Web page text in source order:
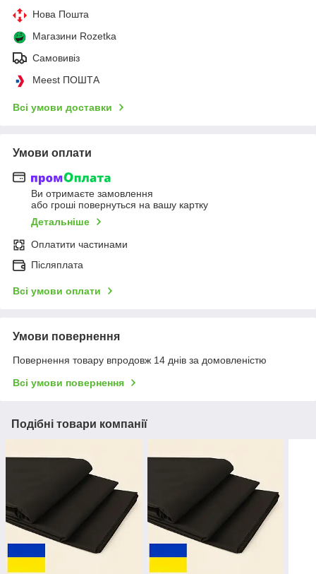
Нова Пошта
Магазини Rozetka
Самовивіз
Meest ПОШТА
Всі умови доставки
Умови оплати
Ви отримаєте замовлення
або гроші повернуться на вашу картку
Детальніше
Оплатити частинами
Післяплата
Всі умови оплати
Умови повернення
Повернення товару впродовж 14 днів за домовленістю
Всі умови повернення
Подібні товари компанії